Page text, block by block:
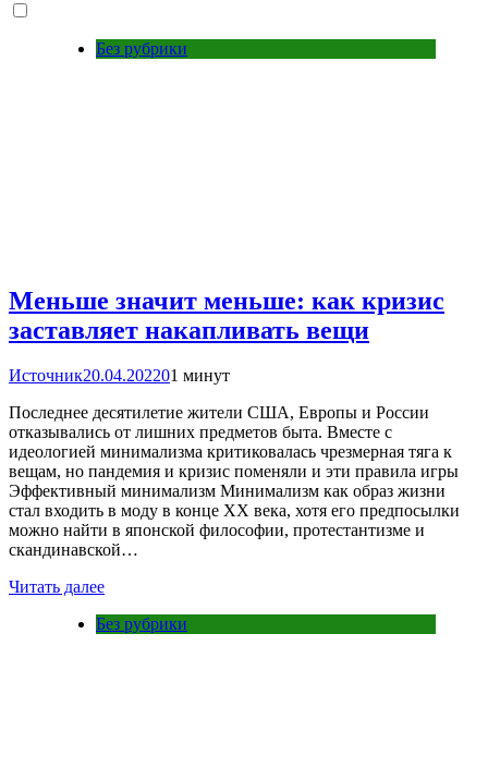
Без рубрики
Меньше значит меньше: как кризис
заставляет накапливать вещи
Источник20.04.202201 минут
Последнее десятилетие жители США, Европы и России
отказывались от лишних предметов быта. Вместе с
идеологией минимализма критиковалась чрезмерная тяга к
вещам, но пандемия и кризис поменяли и эти правила игры
Эффективный минимализм Минимализм как образ жизни
стал входить в моду в конце XX века, хотя его предпосылки
можно найти в японской философии, протестантизме и
скандинавской…
Читать далее
Без рубрики